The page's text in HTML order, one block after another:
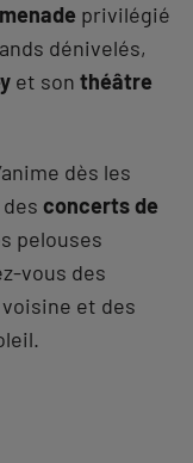
privilégié
dénivelés,
et son théâtre
dès les
concerts de
pelouses
vous des
et des